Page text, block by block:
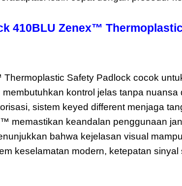
410BLU Zenex™
Safety Padlock cocok
kontrol jelas tanpa nuansa
sistem keyed different menjaga
memastikan keandalan penggunaan
bahwa kejelasan visual
keselamatan modern, ketepatan